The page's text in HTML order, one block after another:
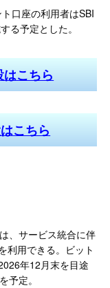
口座の利用者はSBI
る予定とした。
こちら
こちら
、サービス統合に伴
利用できる。ビット
年12月末を目途
予定。